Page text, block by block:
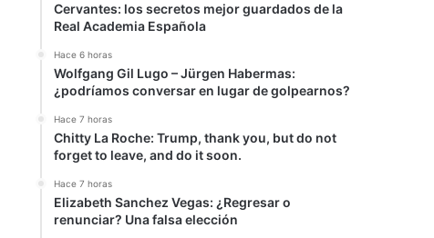
Cervantes: los secretos mejor guardados de la
Real Academia Española
Hace 6 horas
Wolfgang Gil Lugo – Jürgen Habermas:
¿podríamos conversar en lugar de golpearnos?
Hace 7 horas
Chitty La Roche: Trump, thank you, but do not
forget to leave, and do it soon.
Hace 7 horas
Elizabeth Sanchez Vegas: ¿Regresar o
renunciar? Una falsa elección